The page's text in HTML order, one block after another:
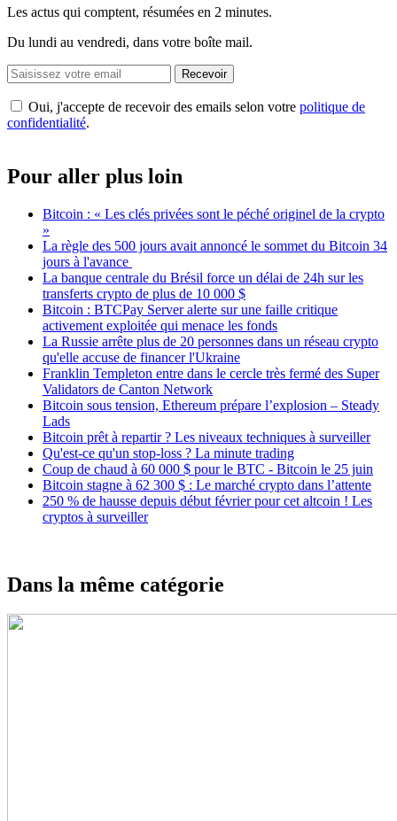
Les actus qui comptent, résumées en 2 minutes.
Du lundi au vendredi, dans votre boîte mail.
Recevoir
Oui, j'accepte de recevoir des emails selon votre politique de
confidentialité.
Pour aller plus loin
Bitcoin : « Les clés privées sont le péché originel de la crypto
»
La règle des 500 jours avait annoncé le sommet du Bitcoin 34
jours à l'avance
La banque centrale du Brésil force un délai de 24h sur les
transferts crypto de plus de 10 000 $
Bitcoin : BTCPay Server alerte sur une faille critique
activement exploitée qui menace les fonds
La Russie arrête plus de 20 personnes dans un réseau crypto
qu'elle accuse de financer l'Ukraine
Franklin Templeton entre dans le cercle très fermé des Super
Validators de Canton Network
Bitcoin sous tension, Ethereum prépare l’explosion – Steady
Lads
Bitcoin prêt à repartir ? Les niveaux techniques à surveiller
Qu'est-ce qu'un stop-loss ? La minute trading
Coup de chaud à 60 000 $ pour le BTC - Bitcoin le 25 juin
Bitcoin stagne à 62 300 $ : Le marché crypto dans l’attente
250 % de hausse depuis début février pour cet altcoin ! Les
cryptos à surveiller
Dans la même catégorie